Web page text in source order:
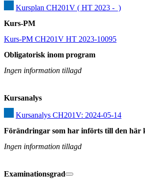
Kursplan CH201V ( HT 2023 -  )
Kurs-PM
Kurs-PM CH201V HT 2023-10095
Obligatorisk inom program
Ingen information tillagd
Kursanalys
Kursanalys CH201V: 2024-05-14
Förändringar som har införts till den här
Ingen information tillagd
Examinationsgrad